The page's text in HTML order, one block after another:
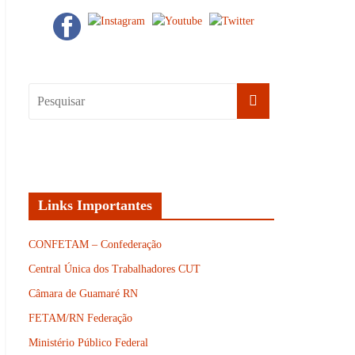
Links Importantes
CONFETAM – Confederação
Central Única dos Trabalhadores CUT
Câmara de Guamaré RN
FETAM/RN Federação
Ministério Público Federal